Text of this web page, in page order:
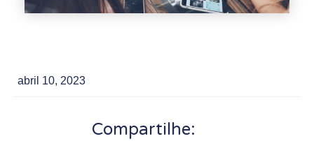
abril 10, 2023
Compartilhe: